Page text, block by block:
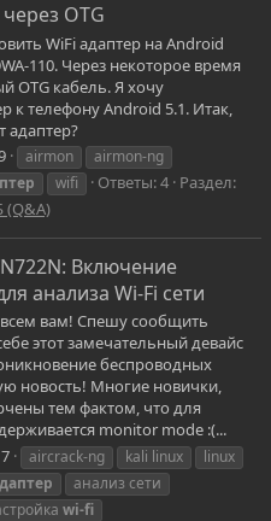
OTG
WiFi адаптер на Android
110. Через некоторое время
OTG кабель. Я хочу
к телефону Android 5.1. Итак,
адаптер?
airmon
airmon-ng
wifi Ответы: 4 Раздел:
(Q&A)
Включение
анализа Wi-Fi сети
вам! Спешу сообщить
этот замечательный девайс
беспроводных
новость! Многие новички,
тем фактом, что для
monitor mode :(...
aircrack-ng kali linux
linux
анализ сети
wi-fi